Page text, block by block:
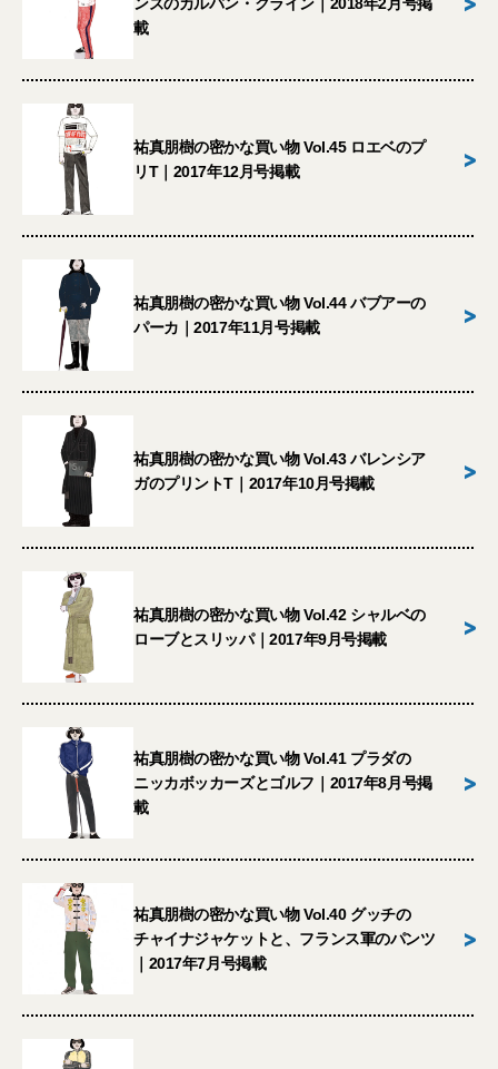
ンズのカルバン・クライン｜2018年2月号掲
載
祐真朋樹の密かな買い物 Vol.45 ロエベのプ
リT｜2017年12月号掲載
>
祐真朋樹の密かな買い物 Vol.44 バブアーの
パーカ｜2017年11月号掲載
>
祐真朋樹の密かな買い物 Vol.43 バレンシア
ガのプリントT｜2017年10月号掲載
>
祐真朋樹の密かな買い物 Vol.42 シャルベの
ローブとスリッパ｜2017年9月号掲載
>
祐真朋樹の密かな買い物 Vol.41 プラダの
ニッカボッカーズとゴルフ｜2017年8月号掲
載
>
祐真朋樹の密かな買い物 Vol.40 グッチの
チャイナジャケットと、フランス軍のパンツ
｜2017年7月号掲載
>